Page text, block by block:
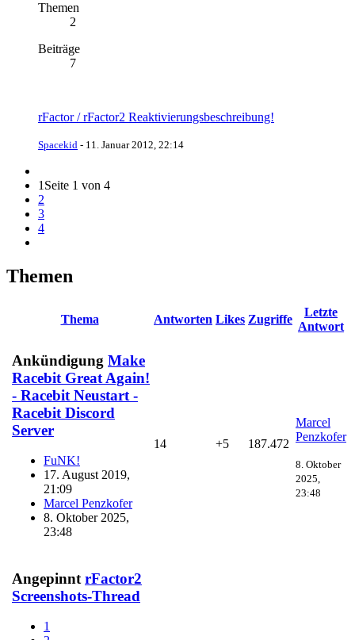
Themen
2
Beiträge
7
rFactor / rFactor2 Reaktivierungsbeschreibung!
Spacekid - 11. Januar 2012, 22:14
1 Seite 1 von 4
2
3
4
Themen
Thema Antworten Likes Zugriffe
Letzte
Antwort
Ankündigung Make
Racebit Great Again!
- Racebit Neustart -
Racebit Discord
Server
FuNK!
17. August 2019,
21:09
Marcel Penzkofer
8. Oktober 2025,
23:48
14 +5 187.472
Marcel
Penzkofer
8. Oktober
2025,
23:48
Angepinnt rFactor2
Screenshots-Thread
1